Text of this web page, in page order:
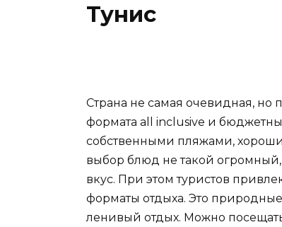
Тунис
Страна не самая очевидная,
формата all inclusive и
собственными пляжами,
выбор блюд не такой
вкус. При этом туристов
форматы отдыха. Это
ленивый отдых. Можно